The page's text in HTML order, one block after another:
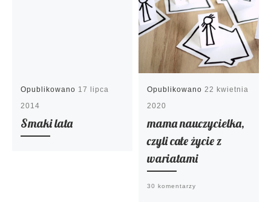
Opublikowano 17 lipca
2014
Smaki lata
Opublikowano 22 kwietnia
2020
mama nauczycielka,
czyli całe życie z
wariatami
30 komentarzy